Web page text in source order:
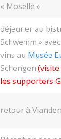
« Moselle »
déjeuner au
Schwemm »
vins au Musée
Schengen
les supporters
retour à